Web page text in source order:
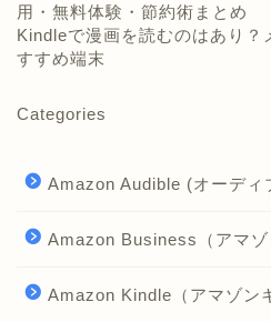
用・無料体験・節約術まとめ
Kindleで漫画を読むのはあり？
すすめ端末
Categories
Amazon Audible (オーディ
Amazon Business（アマゾ
Amazon Kindle（アマゾン